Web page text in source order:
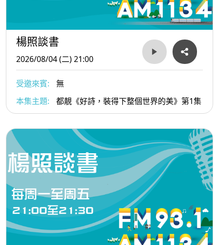
楊照談書
2026/08/04 (二) 21:00
受邀來賓:
無
本集主題:
都靚《好詩，裝得下整個世界的美》第1集